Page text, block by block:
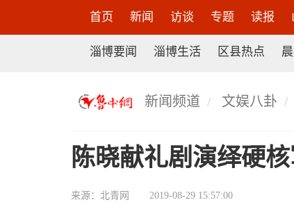
首页 新闻 访谈 专题 读报
淄博要闻 淄博生活 区县热点
新闻频道 文娱八卦
陈晓献礼剧演绎硬
来源： 北青网 2019-08-29 15:57:00